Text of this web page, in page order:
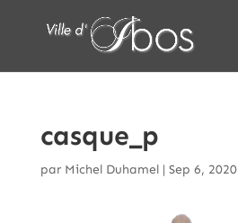
casque_p
par Michel Duhamel| Sep 6, 2020